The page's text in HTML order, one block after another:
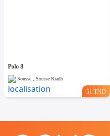
Polo 8
Sousse , Sousse Riadh
51 TND